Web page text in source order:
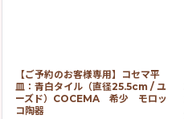
【ご予約のお客様専用】コセマ平
皿：青白タイル（直径25.5cm / ユ
ーズド）COCEMA 希少 モロッ
コ陶器